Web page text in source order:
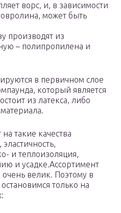
ворс, и, в зависимости
может быть
производят из
– полипропилена и
в первичном слое
который является
из латекса, либо
такие качества
и теплоизоляция,
и усадке.Ассортимент
велик. Поэтому в
только на